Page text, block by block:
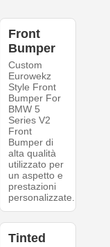
Front
Bumper
Custom
Eurowekz
Style Front
Bumper For
BMW 5
Series V2
Front
Bumper di
alta qualità
utilizzato per
un aspetto e
prestazioni
personalizzate.
Tinted